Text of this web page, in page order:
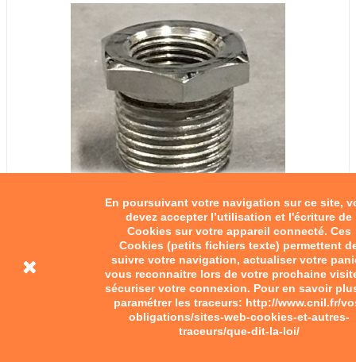
En poursuivant votre navigation sur ce site,
devez accepter l’utilisation et l'écriture de
Cookies sur votre appareil connecté. Ces
Cookies (petits fichiers texte) permettent
suivre votre navigation, actualiser votre
vous reconnaitre lors de votre prochaine
sécuriser votre connexion. Pour en savoir
paramétrer les traceurs: http://www.cnil.fr/
obligations/sites-web-cookies-et-autres-
traceurs/que-dit-la-loi/
Réducteur de bougie
10,00 €
Ajouter au panier